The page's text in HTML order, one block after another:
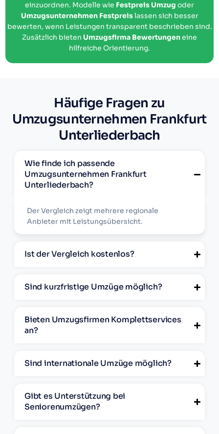
einzuordnen. Modelle wie Festpreis Umzug oder
Umzugsunternehmen Festpreislassen sich besser
bewerten, wenn Leistungen transparent beschrieben sind.
Zusätzlich bieten Umzugsfirma Bewertungeneine
hilfreiche Orientierung.
Häufige Fragen zu
Umzugsunternehmen Frankfurt
Unterliederbach
Wie finde ich passende
Umzugsunternehmen Frankfurt
Unterliederbach?
Der Vergleich zeigt mehrere regionale
Anbieter mit Leistungsübersicht.
Ist der Vergleich kostenlos?
Sind kurzfristige Umzüge möglich?
Bieten Umzugsfirmen Komplettservices
an?
Sind internationale Umzüge möglich?
Gibt es Unterstützung bei
Seniorenumzügen?